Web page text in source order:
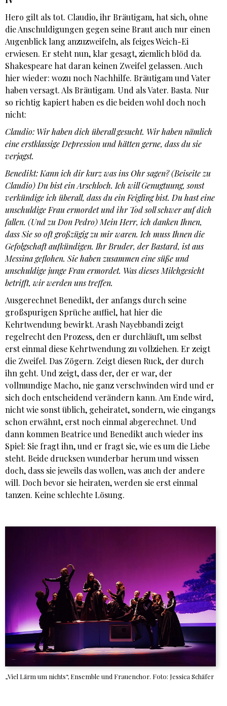
Hero gilt als tot. Claudio, ihr Bräutigam, hat sich, ohne
die Anschuldigungen gegen seine Braut auch nur einen
Augenblick lang anzuzweifeln, als feiges Weich-Ei
erwiesen. Er steht nun, klar gesagt, ziemlich blöd da.
Shakespeare hat daran keinen Zweifel gelassen. Auch
hier wieder: wozu noch Nachhilfe. Bräutigam und Vater
haben versagt. Als Bräutigam. Und als Vater. Basta. Nur
so richtig kapiert haben es die beiden wohl doch noch
nicht:
Claudio: Wir haben dich überall gesucht. Wir haben nämlich
eine erstklassige Depression und hätten gerne, dass du sie
verjagst.
Benedikt: Kann ich dir kurz was ins Ohr sagen? (Beiseite zu
Claudio) Du bist ein Arschloch. Ich will Genugtuung, sonst
verkündige ich überall, dass du ein Feigling bist. Du hast eine
unschuldige Frau ermordet und ihr Tod soll schwer auf dich
fallen. (Und zu Don Pedro) Mein Herr, ich danken Ihnen,
dass Sie so oft großzügig zu mir waren. Ich muss Ihnen die
Gefolgschaft aufkündigen. Ihr Bruder, der Bastard, ist aus
Messina geflohen. Sie haben zusammen eine süße und
unschuldige junge Frau ermordet. Was dieses Milchgesicht
betrifft, wir werden uns treffen.
Ausgerechnet Benedikt, der anfangs durch seine
großspurigen Sprüche auffiel, hat hier die
Kehrtwendung bewirkt. Arash Nayebbandi zeigt
regelrecht den Prozess, den er durchläuft, um selbst
erst einmal diese Kehrtwendung zu vollziehen. Er zeigt
die Zweifel. Das Zögern. Zeigt diesen Ruck, der durch
ihn geht. Und zeigt, dass der, der er war, der
vollmundige Macho, nie ganz verschwinden wird und er
sich doch entscheidend verändern kann. Am Ende wird,
nicht wie sonst üblich, geheiratet, sondern, wie eingangs
schon erwähnt, erst noch einmal abgerechnet. Und
dann kommen Beatrice und Benedikt auch wieder ins
Spiel: Sie fragt ihn, und er fragt sie, wie es um die Liebe
steht. Beide drucksen wunderbar herum und wissen
doch, dass sie jeweils das wollen, was auch der andere
will. Doch bevor sie heiraten, werden sie erst einmal
tanzen. Keine schlechte Lösung.
„Viel Lärm um nichts“, Ensemble und Frauenchor. Foto: Jessica Schäfer